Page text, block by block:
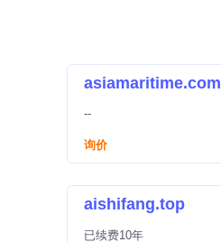
asiamaritime.com
--
询价
aishifang.top
已续费10年